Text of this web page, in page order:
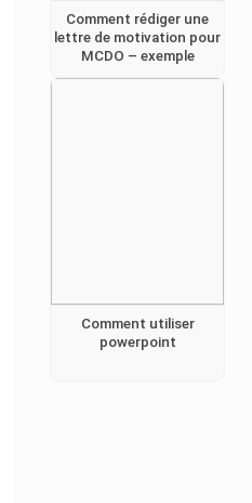
Comment rédiger une
lettre de motivation pour
MCDO – exemple
Comment utiliser
powerpoint